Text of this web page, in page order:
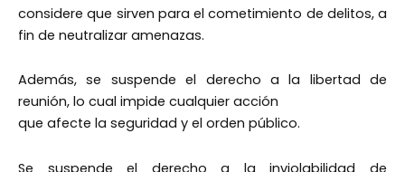
considere que sirven para el cometimiento de delitos, a
fin de neutralizar amenazas.
Además, se suspende el derecho a la libertad de
reunión, lo cual impide cualquier acción
que afecte la seguridad y el orden público.
Se suspende el derecho a la inviolabilidad de